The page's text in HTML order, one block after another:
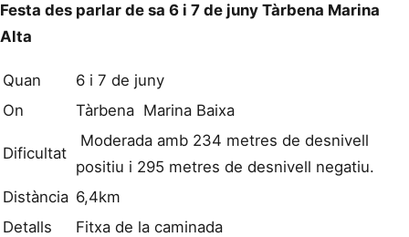
Festa des parlar de sa 6 i 7 de juny Tàrbena Marina
Alta
Quan
6 i 7 de juny
On
Tàrbena Marina Baixa
Dificultat
Moderada amb 234 metres de desnivell
positiu i 295 metres de desnivell negatiu.
Distància 6,4km
Detalls
Fitxa de la caminada